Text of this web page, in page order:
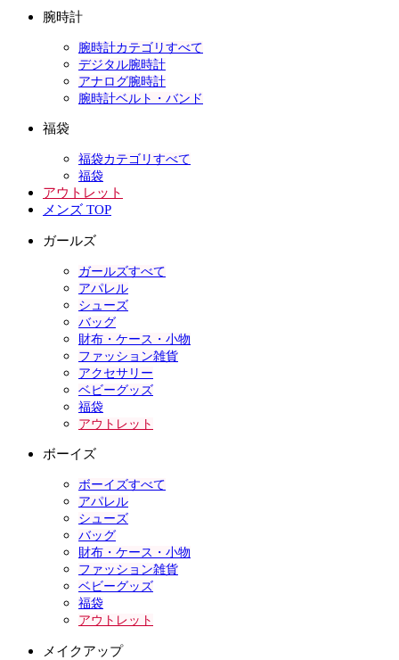
腕時計
腕時計カテゴリすべて
デジタル腕時計
アナログ腕時計
腕時計ベルト・バンド
福袋
福袋カテゴリすべて
福袋
アウトレット
メンズ TOP
ガールズ
ガールズすべて
アパレル
シューズ
バッグ
財布・ケース・小物
ファッション雑貨
アクセサリー
ベビーグッズ
福袋
アウトレット
ボーイズ
ボーイズすべて
アパレル
シューズ
バッグ
財布・ケース・小物
ファッション雑貨
ベビーグッズ
福袋
アウトレット
メイクアップ